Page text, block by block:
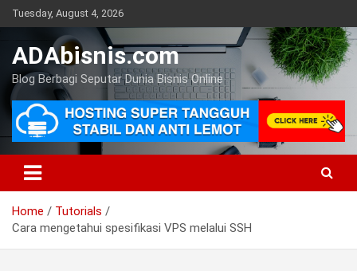
Skip
to
Tuesday, August 4, 2026
ADAbisnis.com
Blog Berbagi Seputar Dunia Bisnis Online
Home
Tutorials
Cara mengetahui spesifikasi VPS melalui SSH